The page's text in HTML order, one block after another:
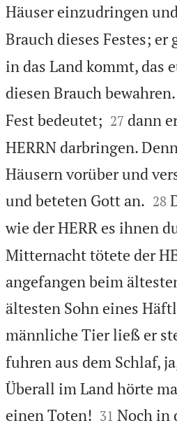
Häuser einzudringen
Brauch dieses Festes;
in das Land kommt, das
diesen Brauch bewahren.
Fest bedeutet;
27 dann
HERRN darbringen.
Häusern vorüber und
und beteten Gott an.
28
wie der HERR es ihnen
Mitternacht tötete der
angefangen beim
ältesten Sohn eines
männliche Tier ließ er
fuhren aus dem Schlaf,
Überall im Land hörte
einen Toten!
31 Noch in